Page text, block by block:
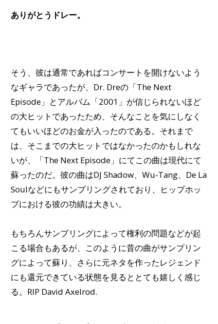
ありがとうドレー。
そう、彼は通常であればコンサートを開けないよう
なギャラであったが、Dr. Dreの「The Next
Episode」とアルバム「2001」が信じられないほど
の大ヒットであったため、そんなことを気にしなく
てもいいほどのお金が入ったのである。それまで
は、そこまでの大ヒットではなかったのかもしれな
いが、「The Next Episode」にてこの曲は現代にて
蘇ったのだ。彼の曲はDJ Shadow、Wu-Tang、De La
Soulなどにもサンプリングされており、ヒップホッ
プにおける彼の功績は大きい。
もちろんサンプリングによって権利の問題などが起
こる場合もあるが、このように昔の曲がサンプリン
グによって蘇り、さらに元ネタを作ったレジェンド
にも還元できている状態を見るととても嬉しく感じ
る。RIP David Axelrod.